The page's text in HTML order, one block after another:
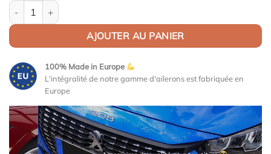
quantité de Aileron Col de cygne V2 pour BMW Série 4 F32
AJOUTER AU PANIER
100% Made in Europe
L'intégralité de notre gamme d'ailerons est fabriquée en
Europe